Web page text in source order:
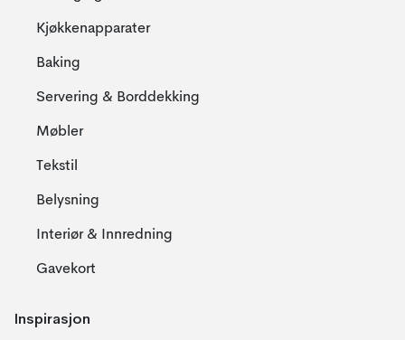
Kjøkkenapparater
Baking
Servering & Borddekking
Møbler
Tekstil
Belysning
Interiør & Innredning
Gavekort
Inspirasjon